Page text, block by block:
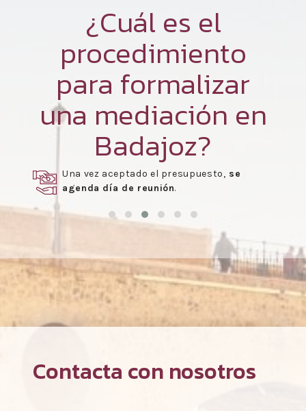
¿Cuál es el
procedimiento
para formalizar
una mediación en
Badajoz?
Una vez aceptado el presupuesto, se
agenda día de reunión.
Contacta con nosotros